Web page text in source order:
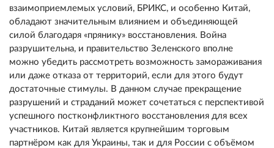
взаимоприемлемых условий, БРИКС, и особенно Китай,
обладают значительным влиянием и объединяющей
силой благодаря «прянику» восстановления. Война
разрушительна, и правительство Зеленского вполне
можно убедить рассмотреть возможность замораживания
или даже отказа от территорий, если для этого будут
достаточные стимулы. В данном случае прекращение
разрушений и страданий может сочетаться с перспективой
успешного постконфликтного восстановления для всех
участников. Китай является крупнейшим торговым
партнёром как для Украины, так и для России с объёмом